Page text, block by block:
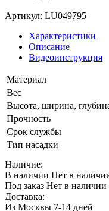
Артикул: LU049795
Характеристики
Описание
Видеоинструкция
Материал
Вес
Высота, ширина,
Прочность
Срок службы
Тип насадки
Наличие:
В наличии Нет в
Под заказ Нет в наличии
Доставка:
Из Москвы 7-14 дней